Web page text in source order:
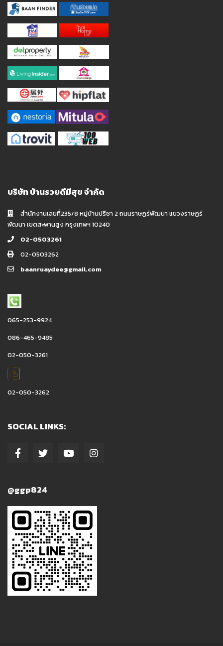
บริษัท บ้านรวยดีมีสุข จำกัด
สำนักงานเลขที่235/8 หมู่บ้านปรีชา 2 ถนนราษฏร์พัฒนา แขวงราษฏร์
พัฒนา เขตสะพานสูง กรุงเทพฯ 10240
02-0503261
02-0503262
baanruaydee@gmail.com
065-253-9924
086-465-9485
02-050-3261
02-050-3262
SOCIAL LINKS:
@ggp824